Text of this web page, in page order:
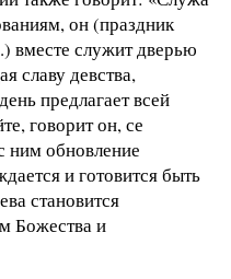
он (праздник
вместе служит дверью
славу девства,
предлагает всей
говорит он, се
ним обновление
и готовится быть
становится
Божества и